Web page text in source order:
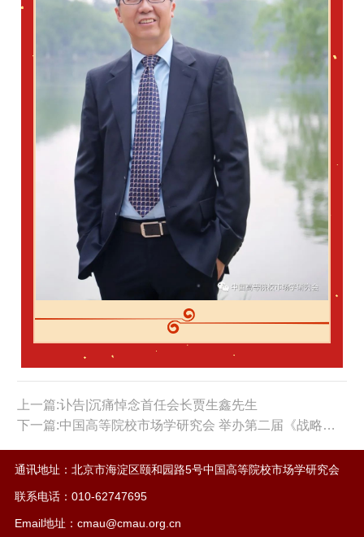
上一篇:讣告|沉痛悼念首任会长贾生鑫先生
下一篇:中国高等院校市场学研究会 举办第二届《战略品牌管理》课程师资在线培训
通讯地址：北京市海淀区颐和园路5号中国高等院校市场学研究会
联系电话：010-62747695
Email地址：cmau@cmau.org.cn